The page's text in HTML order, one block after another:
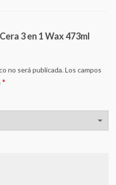
3 en 1 Wax 473ml
no será publicada.Los campos
*